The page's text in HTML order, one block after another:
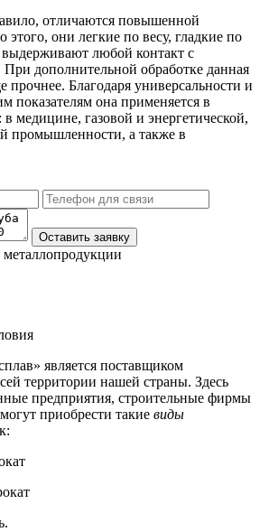
отличаются повышенной
они легкие по весу, гладкие по
выдерживают любой контакт с
При дополнительной обработке данная
прочнее. Благодаря универсальности и
показателям она применяется в
медицине, газовой и энергетической,
промышленности, а также в
металлопродукции
является поставщиком
территории нашей страны. Здесь
предприятия, строительные фирмы
приобрести такие виды